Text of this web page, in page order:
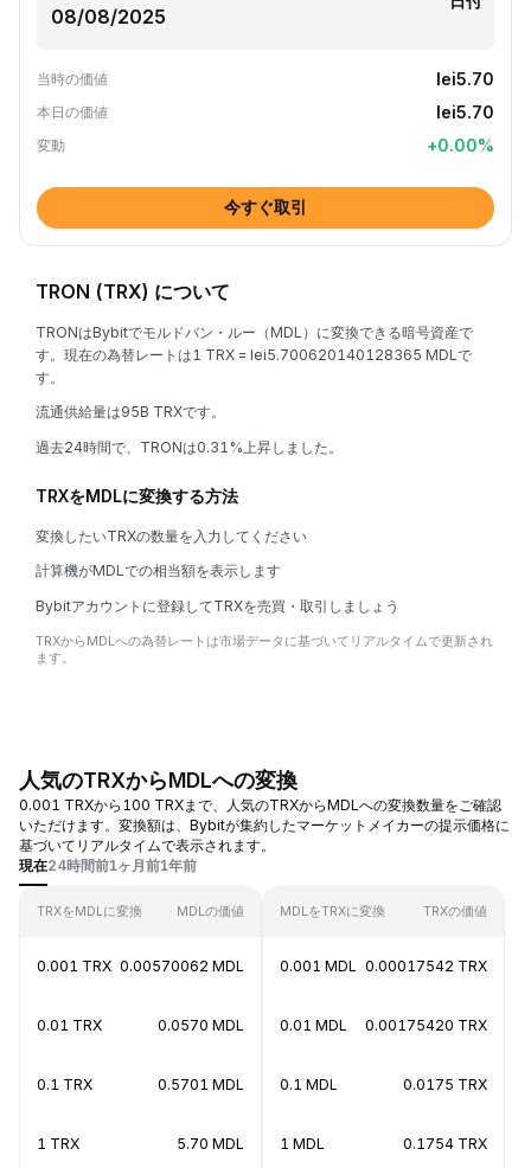
当時の価値 lei5.70
本日の価値 lei5.70
変動 +0.00%
今すぐ取引
TRON (TRX) について
TRONはBybitでモルドバン・ルー（MDL）に変換できる暗号資産で
す。現在の為替レートは1 TRX = lei5.700620140128365 MDLで
す。
流通供給量は95B TRXです。
過去24時間で、TRONは0.31%上昇しました。
TRXをMDLに変換する方法
変換したいTRXの数量を入力してください
計算機がMDLでの相当額を表示します
Bybitアカウントに登録してTRXを売買・取引しましょう
TRXからMDLへの為替レートは市場データに基づいてリアルタイムで更新され
ます。
人気のTRXからMDLへの変換
0.001 TRXから100 TRXまで、人気のTRXからMDLへの変換数量をご確認
いただけます。変換額は、Bybitが集約したマーケットメイカーの提示価格に
基づいてリアルタイムで表示されます。
現在24時間前1ヶ月前1年前
TRXをMDLに変換 MDLの価値
0.001 TRX 0.00570062 MDL
0.01 TRX 0.0570 MDL
0.1 TRX 0.5701 MDL
1 TRX 5.70 MDL
MDLをTRXに変換 TRXの価値
0.001 MDL 0.00017542 TRX
0.01 MDL 0.00175420 TRX
0.1 MDL 0.0175 TRX
1 MDL 0.1754 TRX